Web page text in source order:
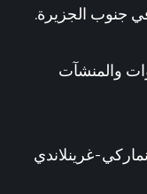
جنوب الجزيرة.
بزيادة نشر القوات والمنشآت
غرينلاندي